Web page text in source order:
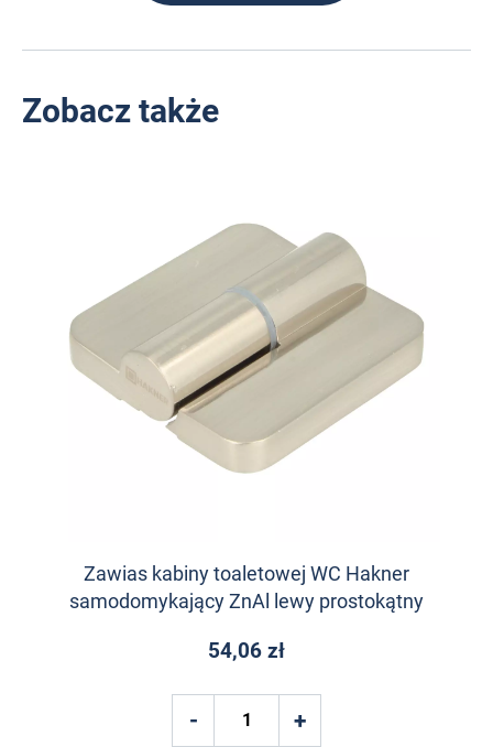
Zobacz także
Zawias kabiny toaletowej WC Hakner
samodomykający ZnAl lewy prostokątny
54,06 zł